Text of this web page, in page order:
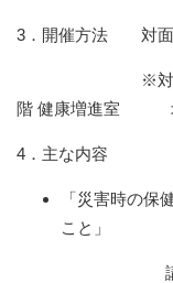
3．開催方法 対面
※対面：奈良
階 健康増進室 オ
4．主な内容
「災害時の保
こと」
講師：青森